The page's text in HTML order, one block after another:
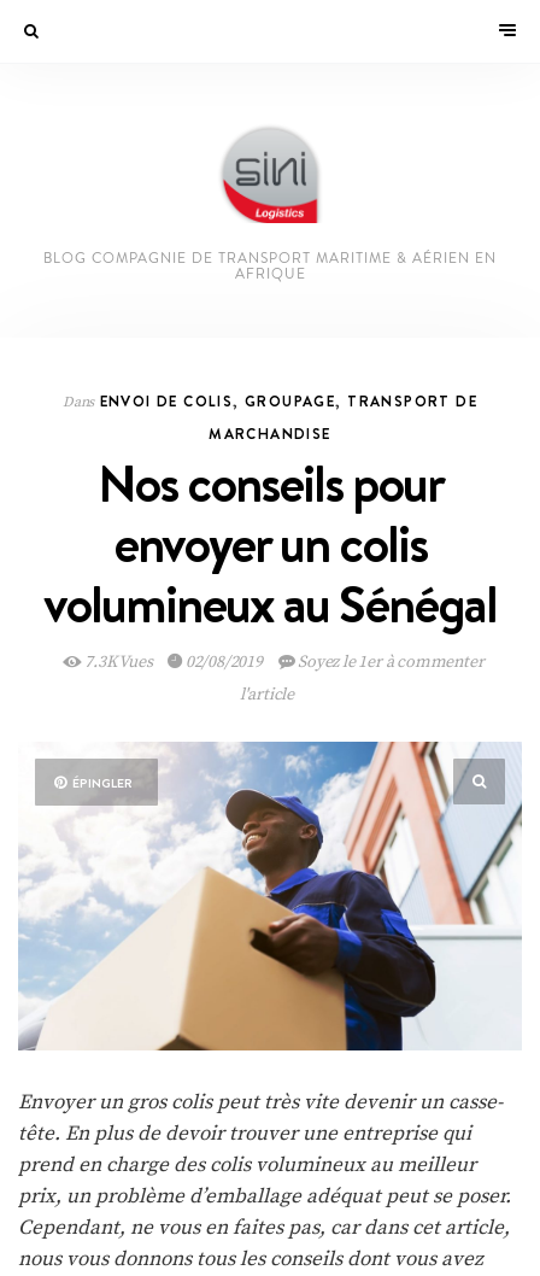
BLOG COMPAGNIE DE TRANSPORT MARITIME & AÉRIEN EN
AFRIQUE
Dans ENVOI DE COLIS,GROUPAGE, TRANSPORT DE
MARCHANDISE
Nos conseils pour
envoyer un colis
volumineux au Sénégal
7.3K Vues 02/08/2019
Soyez le 1er à commenter
l'article
ÉPINGLER
Envoyer un gros colis peut très vite devenir un casse-
tête. En plus de devoir trouver une entreprise qui
prend en charge des colis volumineux au meilleur
prix, un problème d’emballage adéquat peut se poser.
Cependant, ne vous en faites pas, car dans cet article,
nous vous donnons tous les conseils dont vous avez